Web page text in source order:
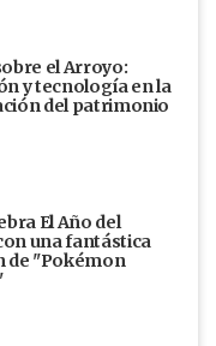
el Arroyo:
y tecnología en la
del patrimonio
El Año del
una fantástica
de "Pokémon